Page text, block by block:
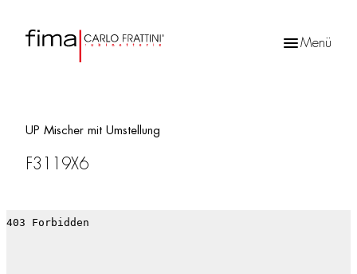
Menü
UP Mischer mit Umstellung
F3119X6